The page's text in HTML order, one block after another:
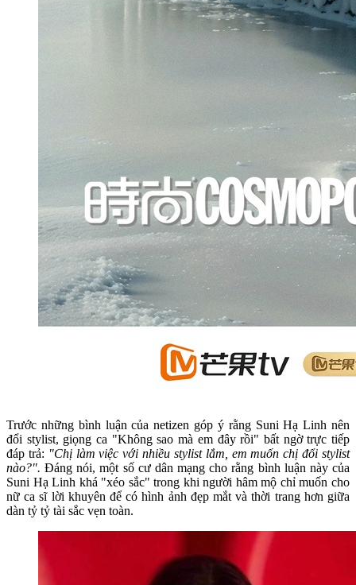
Trước những bình luận của netizen góp ý rằng Suni Hạ Linh nên
đổi stylist, giọng ca "Không sao mà em đây rồi" bất ngờ trực tiếp
đáp trả: "Chị làm việc với nhiều stylist lắm, em muốn chị đổi stylist
nào?". Đáng nói, một số cư dân mạng cho rằng bình luận này của
Suni Hạ Linh khá "xéo sắc" trong khi người hâm mộ chỉ muốn cho
nữ ca sĩ lời khuyên để có hình ảnh đẹp mắt và thời trang hơn giữa
dàn tỷ tỷ tài sắc vẹn toàn.